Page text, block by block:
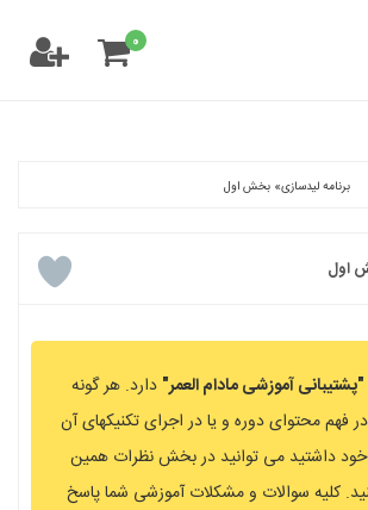
۰
برنامه لیدسازی» بخش اول
اول
"پشتیبانی آموزشی مادام العمر" دارد. هر گونه
فهم محتوای دوره و یا در اجرای تکنیکهای آن
داشتید می توانید در بخش نظرات همین
کلیه سوالات و مشکلات آموزشی شما پاسخ